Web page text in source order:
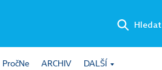
Hledat
PročNe ARCHIV DALŠÍ